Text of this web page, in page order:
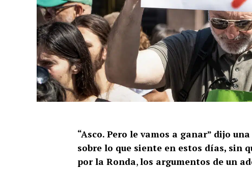
“Asco. Pero le vamos a ganar” dijo
sobre lo que siente en estos días, sin
por la Ronda,los argumentos de un